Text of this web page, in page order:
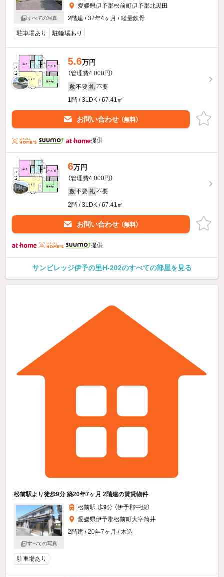
すべての写真
愛媛県伊予郡松前町伊予郡北黒田
2階建 / 32年4ヶ月 / 軽量鉄骨
駐車場あり 駐輪場あり
5.6万円
（管理費4,000円）
敷 不要 礼 不要
1階 / 3LDK / 67.41㎡
お問い合わせ （無料）
提供
6万円
（管理費4,000円）
敷 不要 礼 不要
2階 / 3LDK / 67.41㎡
お問い合わせ （無料）
提供
サンビレッジ伊予の里H-202のすべての部屋を見る
松前駅より徒歩9分 築20年7ヶ月 2階建の賃貸物件
すべての写真
松前駅 歩9分 （伊予郡中線）
愛媛県伊予郡松前町大字筒井
2階建 / 20年7ヶ月 / 木造
駐車場あり